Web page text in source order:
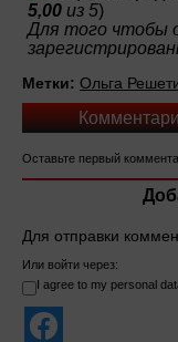
5,00 из 5)
Для того чтобы
Метки: Ольга
Оставьте первый
Для отправки
Или войти через:
I agree to my personal